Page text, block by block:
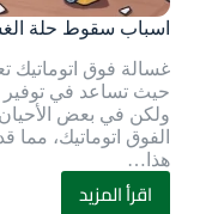
اسباب سقوط حلة الغسالة
غسالة فوق اتوماتيك
حيث تساعد في توفير
ولكن في بعض
الفوق اتوماتيك، مما
هذا…
اقرأ المزيد